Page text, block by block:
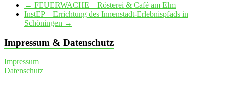
← FEUERWACHE – Rösterei & Café am Elm
InstEP – Errichtung des Innenstadt-Erlebnispfads in
Schöningen →
Impressum & Datenschutz
Impressum
Datenschutz